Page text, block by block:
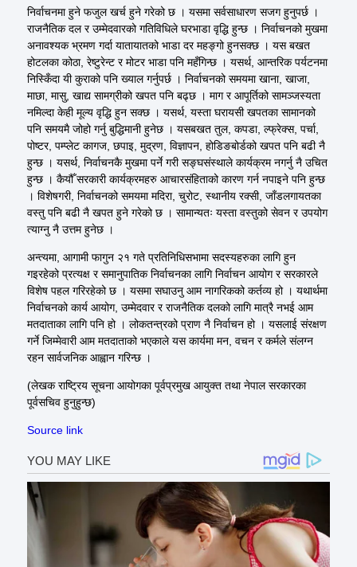
निर्वाचनमा हुने फजुल खर्च हुने गरेको छ । यसमा सर्वसाधारण सजग हुनुपर्छ ।
राजनैतिक दल र उम्मेदवारको गतिविधिले घरभाडा वृद्धि हुन्छ । निर्वाचनको मुखमा
अनावश्यक भ्रमण गर्दा यातायातको भाडा दरमहङ्गोहुनसक्छ । यस बखत
होटलकाकोठा, रेष्टुरेन्टर मोटर भाडा पनि महँगिन्छ। यसर्थ, आन्तरिक पर्यटनमा
निस्किँदा यी कुराको पनि ख्याल गर्नुपर्छ । निर्वाचनको समयमा खाना, खाजा,
माछा, मासु, खाद्य सामग्रीको खपत पनि बढ्छ । माग र आपूर्तिकोसामञ्जस्यता
नमिल्दा केही मूल्य वृद्धि हुन सक्छ । यसर्थ, यस्ता घरायसी खपतका सामानको
पनि समयमै जोहो गर्नु बुद्धिमानी हुनेछ । यसबखत तुल, कपडा, ल्फ्रेक्स, पर्चा,
पोष्टर, पम्प्लेटकागज, छपाइ, मुद्रण, विज्ञापन, होडिङबोर्डकोखपत पनि बढी नै
हुन्छ । यसर्थ, निर्वाचनकै मुखमा पर्ने गरीसङ्घसंस्थालेकार्यक्रमनगर्नुनै उचित
हुन्छ । कैयौँ सरकारीकार्यक्रमहरुआचारसंहिताको कारण गर्न नपाइने पनि हुन्छ
। विशेषगरी, निर्वाचनको समयमा मदिरा, चुरोट, स्थानीय रक्सी, जाँडलगायतका
वस्तु पनि बढी नै खपत हुने गरेको छ । सामान्यतः यस्ता वस्तुको सेवन र उपयोग
त्याग्नु नै उत्तम हुनेछ ।
अन्त्यमा, आगामी फागुन २१ गते प्रतिनिधिसभामासदस्यहरुकालागि हुन
गइरहेको प्रत्यक्ष र समानुपातिक निर्वाचनका लागि निर्वाचन आयोग र सरकारले
विशेष पहल गरिरहेको छ । यसमा सघाउनु आम नागरिकको कर्तव्य हो । यथार्थमा
निर्वाचनको कार्य आयोग, उम्मेदवार र राजनैतिक दलको लागि मात्रै नभई आम
मतदाताकालागि पनि हो । लोकतन्त्रको प्राण नै निर्वाचन हो । यसलाई संरक्षण
गर्ने जिम्मेवारी आममतदाताको भएकालेयस कार्यमा मन, वचन र कर्मले संलग्न
रहन सार्वजनिक आह्वान गरिन्छ ।
(लेखक राष्ट्रिय सूचना आयोगकापूर्वप्रमुखआयुक्त तथा नेपाल सरकारका
पूर्वसचिवहुनुहुन्छ)
Source link